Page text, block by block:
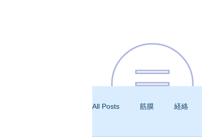
All Posts 筋膜 経絡